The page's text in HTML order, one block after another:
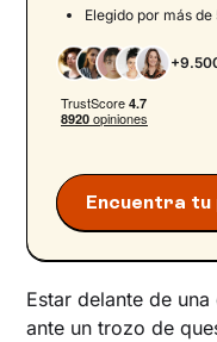
Internet y las
Tripofobia: cura
Estrategias
tripofobia
Encuentra tu
Elegido por más
Estar delante de
ante un trozo de